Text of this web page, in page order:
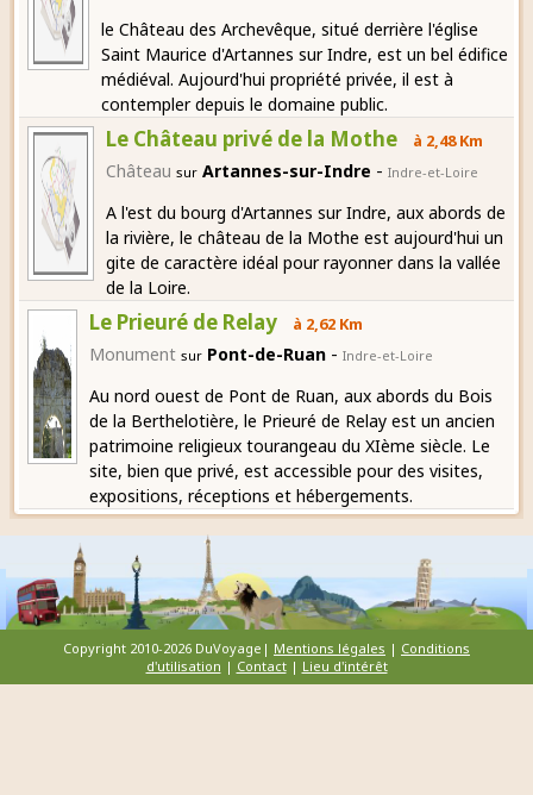
le Château des Archevêque, situé derrière l'église
Saint Maurice d'Artannes sur Indre, est un bel édifice
médiéval. Aujourd'hui propriété privée, il est à
contempler depuis le domaine public.
Le Château privé de la Mothe à 2,48 Km
Château sur Artannes-sur-Indre -Indre-et-Loire
A l'est du bourg d'Artannes sur Indre, aux abords de
la rivière, le château de la Mothe est aujourd'hui un
gite de caractère idéal pour rayonner dans la vallée
de la Loire.
Le Prieuré de Relay à 2,62 Km
Monument sur Pont-de-Ruan - Indre-et-Loire
Au nord ouest de Pont de Ruan, aux abords du Bois
de la Berthelotière, le Prieuré de Relay est un ancien
patrimoine religieux tourangeau du XIème siècle. Le
site, bien que privé, est accessible pour des visites,
expositions, réceptions et hébergements.
Copyright 2010-2026 DuVoyage| Mentions légales | Conditions
d'utilisation | Contact| Lieu d'intérêt